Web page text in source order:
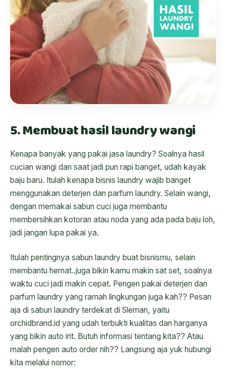
5. Membuat hasil laundry wangi
Kenapa banyak yang pakai jasa laundry? Soalnya hasil
cucian wangi dan saat jadi pun rapi banget, udah kayak
baju baru. Itulah kenapa bisnis laundry wajib banget
menggunakan deterjen dan parfum laundry. Selain wangi,
dengan memakai sabun cuci juga membantu
membersihkan kotoran atau noda yang ada pada baju loh,
jadi jangan lupa pakai ya.
Itulah pentingnya sabun laundry buat bisnismu, selain
membantu hemat..juga bikin kamu makin sat set, soalnya
waktu cuci jadi makin cepat. Pengen pakai deterjen dan
parfum laundry yang ramah lingkungan juga kah?? Pesan
aja di sabun laundry terdekat di Sleman, yaitu
orchidbrand.id yang udah terbukti kualitas dan harganya
yang bikin auto irit. Butuh informasi tentang kita?? Atau
malah pengen auto order nih?? Langsung aja yuk hubungi
kita melalui nomor: